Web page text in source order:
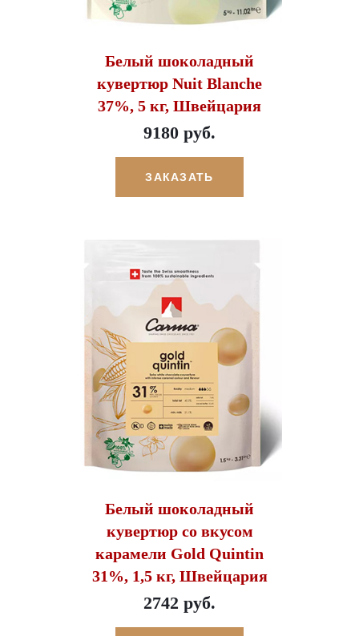
Белый шоколадный
кувертюр Nuit Blanche
37%, 5 кг, Швейцария
9180 руб.
ЗАКАЗАТЬ
Белый шоколадный
кувертюр со вкусом
карамели Gold Quintin
31%, 1,5 кг, Швейцария
2742 руб.